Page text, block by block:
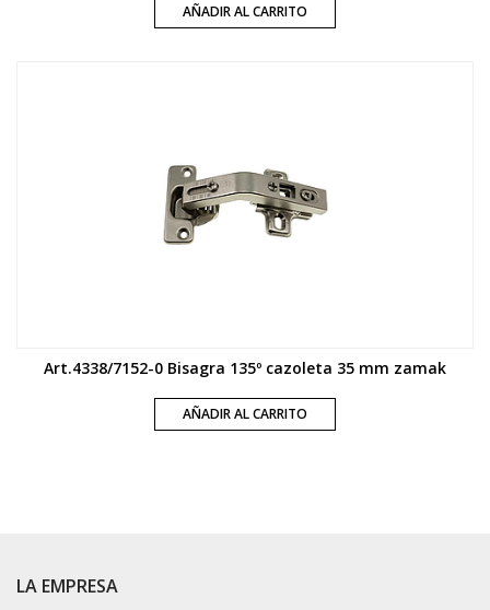
AÑADIR AL CARRITO
Art.4338/7152-0 Bisagra 135º cazoleta 35 mm zamak
AÑADIR AL CARRITO
LA EMPRESA